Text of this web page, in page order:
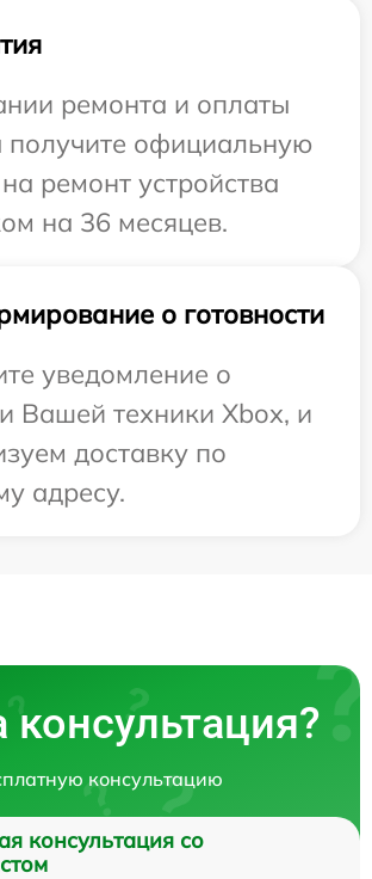
ремонта и оплаты
получите официальную
ремонт устройства
на 36 месяцев.
о готовности
уведомление о
Вашей техники Xbox, и
доставку по
адресу.
консультацию
консультация со